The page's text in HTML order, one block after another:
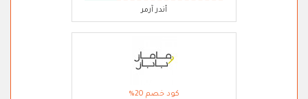
أندر آرمر
كود خصم 20%